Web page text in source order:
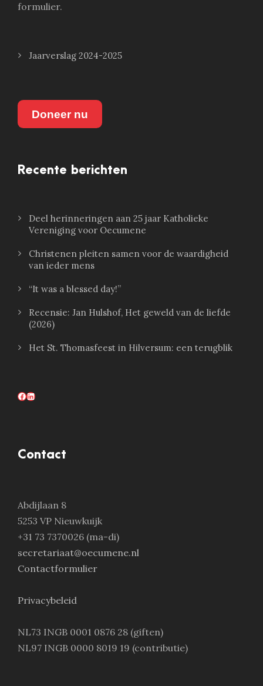
formulier.
Jaarverslag 2024-2025
Doneer nu
Recente berichten
Deel herinneringen aan 25 jaar Katholieke
Vereniging voor Oecumene
Christenen pleiten samen voor de waardigheid
van ieder mens
“It was a blessed day!”
Recensie: Jan Hulshof, Het geweld van de liefde
(2026)
Het St. Thomasfeest in Hilversum: een terugblik
Facebook LinkedIn
Contact
Abdijlaan 8
5253 VP Nieuwkuijk
+31 73 7370026 (ma-di)
secretariaat@oecumene.nl
Contactformulier
Privacybeleid
NL73 INGB 0001 0876 28 (giften)
NL97 INGB 0000 8019 19 (contributie)